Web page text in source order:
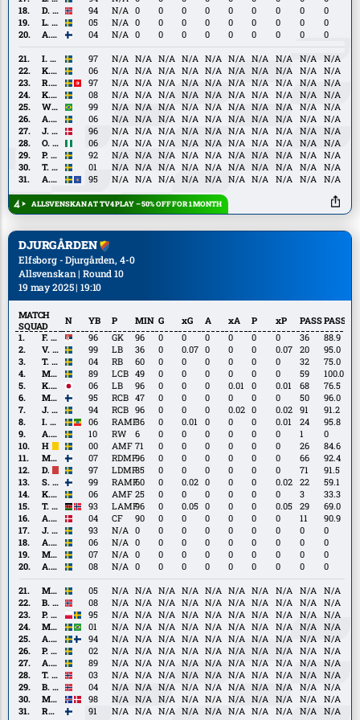
Hägg-
Johansson
D.
Granli
D. Granli 94 N/A 0 0 0 0 0 0 0 0
0
L.
Richtnér
L. Richtnér 05 N/A 0 0 0 0 0 0 0 0
0
A.
Hellemaa
A. Hellemaa 04 N/A 0 0 0 0 0 0 0 0
0
I.
Pettersson
I. Pettersson 97 N/A N/A N/A N/A N/A N/A N/A N/A N/A
N/A
K.
Berndtsson
K. Berndtsson 06 N/A N/A N/A N/A N/A N/A N/A N/A N/A
N/A
R.
Kaib
R. Kaib 97 N/A N/A N/A N/A N/A N/A N/A N/A N/A
N/A
K.
Örtegren
K. Örtegren 08 N/A N/A N/A N/A N/A N/A N/A N/A N/A
N/A
Wenderson
Wenderson 99 N/A N/A N/A N/A N/A N/A N/A N/A N/A
N/A
A.
Södeliden
A. Södeliden 06 N/A N/A N/A N/A N/A N/A N/A N/A N/A
N/A
J.
Thomasen
J. Thomasen 96 N/A N/A N/A N/A N/A N/A N/A N/A N/A
N/A
O.
Victor
Okeke
O. Victor Okeke 06 N/A N/A N/A N/A N/A N/A N/A N/A N/A
N/A
P.
Frick
P. Frick 92 N/A N/A N/A N/A N/A N/A N/A N/A N/A
N/A
T.
Silverholt
T. Silverholt 01 N/A N/A N/A N/A N/A N/A N/A N/A N/A
N/A
A.A. Zeneli 95 N/A N/A N/A N/A N/A N/A N/A N/A N/A N/A
ALLSVENSKAN AT TV4 PLAY – 50% OFF FOR 1 MONTH
DJURGÅRDEN
Elfsborg - Djurgården, 4-0
Allsvenskan | Round 10
19 may 2025 | 19:10
MATCH
SQUAD
N YB P MIN G xG A xA P xP PASSPASS%
F.
Manojlović
F. Manojlović 96 GK 96 0 0 0 0 0 0 36
88.9
V.
Bergh
V. Bergh 99 LB 36 0 0.07 0 0 0 0.07 20
95.0
T.
Bergvall
T. Bergvall 04 RB 60 0 0 0 0 0 0 32
75.0
M.
Danielson
M. Danielson 89 LCB 49 0 0 0 0 0 0 59
100.0
K.
Kosugi
K. Kosugi 06 LB 96 0 0 0 0.01 0 0.01 68
76.5
M.
Tenho
M. Tenho 95 RCB 47 0 0 0 0 0 0 50
96.0
J.
Une-
Larsson
J. Une-Larsson 94 RCB 96 0 0 0 0.02 0 0.02 91
91.2
I.
Alemayehu
I. Alemayehu 06 RAMF36 0 0.01 0 0 0 0.01 24
95.8
A.
Andersson
A. Andersson 10 RW 6 0 0 0 0 0 0 1
0
H.
Finndell
H. Finndell 00 AMF 71 0 0 0 0 0 0 26
84.6
M.
Siltanen
M. Siltanen 07 RDMF96 0 0 0 0 0 0 66
92.4
D.
Stensson
D. Stensson 97 LDMF85 0 0 0 0 0 0 71
91.5
S.
Haarala
S. Haarala 99 RAMF60 0 0.02 0 0 0 0.02 22
59.1
K.
Jawla
K. Jawla 06 AMF 25 0 0 0 0 0 0 3
33.3
T.
Nguen
T. Nguen 93 LAMF96 0 0.05 0 0 0 0.05 29
69.0
A.
Priske
A. Priske 04 CF 90 0 0 0 0 0 0 11
90.9
J.
Rinne
J. Rinne 93 N/A 0 0 0 0 0 0 0 0
0
A.
Manneh
A. Manneh 06 N/A 0 0 0 0 0 0 0 0
0
M.
Vučenović
Persson
M. Vučenović Persson 07 N/A 0 0 0 0 0 0 0 0
0
A.
Saeed
A. Saeed 08 N/A 0 0 0 0 0 0 0 0
0
M.
Croon
M. Croon 05 N/A N/A N/A N/A N/A N/A N/A N/A N/A
N/A
B.
Eide
B. Eide 08 N/A N/A N/A N/A N/A N/A N/A N/A N/A
N/A
P.
Johansson
P. Johansson 95 N/A N/A N/A N/A N/A N/A N/A N/A N/A
N/A
M.
Marqués
M. Marqués 01 N/A N/A N/A N/A N/A N/A N/A N/A N/A
N/A
A.
Ståhl
A. Ståhl 94 N/A N/A N/A N/A N/A N/A N/A N/A N/A
N/A
P.
Åslund
P. Åslund 02 N/A N/A N/A N/A N/A N/A N/A N/A N/A
N/A
A.
Ekdal
A. Ekdal 89 N/A N/A N/A N/A N/A N/A N/A N/A N/A
N/A
T.
Gulliksen
T. Gulliksen 03 N/A N/A N/A N/A N/A N/A N/A N/A N/A
N/A
B.
Hegland
B. Hegland 04 N/A N/A N/A N/A N/A N/A N/A N/A N/A
N/A
M.
Anderson
M. Anderson 98 N/A N/A N/A N/A N/A N/A N/A N/A N/A
N/A
Rasmus
Rasmus Schüller 91 N/A N/A N/A N/A N/A N/A N/A N/A N/A
N/A